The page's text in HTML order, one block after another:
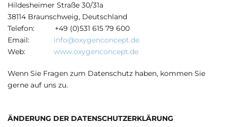
Hildesheimer Straße 30/31a
38114 Braunschweig, Deutschland
Telefon: +49 (0)531 615 79 600
Email: info@oxygenconcept.de
Web: www.oxygenconcept.de
Wenn Sie Fragen zum Datenschutz haben, kommen Sie
gerne auf uns zu.
ÄNDERUNG DER DATENSCHUTZERKLÄRUNG